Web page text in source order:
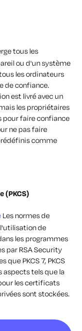
tous les
ou d'un système
les ordinateurs
de confiance.
est livré avec un
les propriétaires
pour faire confiance
ne pas faire
comme
(PKCS)
Les normes de
de
les programmes
par RSA Security
que PKCS 7, PKCS
aspects tels que la
les certificats
sont stockées.